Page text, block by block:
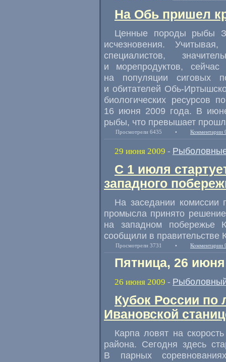
На Обь пришел
Ценные породы рыбы
исчезновения.
специалистов,
и морепродуктов, сейчас
на популяции сиговых
и обитателей Обь-
биологических ресурсов
16 июня 2009 года. В
рыбы, что превышает
Просмотрели 6435 • Комментарии
29 июня 2009 -
С 1 июля
западного
На заседании комиссии
промысла принято
на западном
сообщили в правительстве
Просмотрели 3731 • Комментарии
Пятница, 26
26 июня 2009 -
Кубок России по
Ивановской
Карпа ловят на
района. Сегодня здесь
В парных